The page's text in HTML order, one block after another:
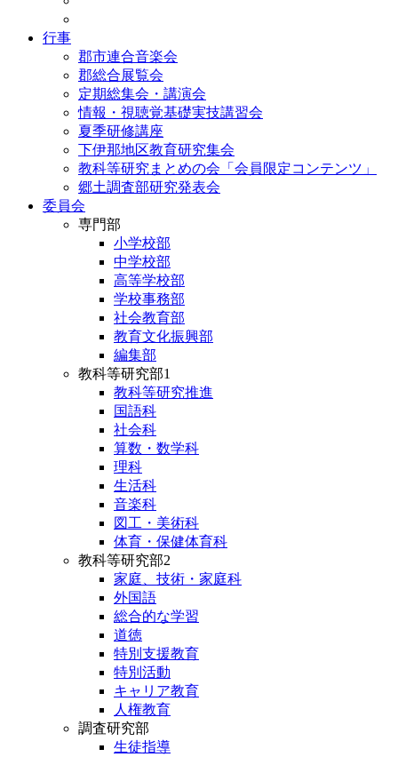
行事
郡市連合音楽会
郡総合展覧会
定期総集会・講演会
情報・視聴覚基礎実技講習会
夏季研修講座
下伊那地区教育研究集会
教科等研究まとめの会「会員限定コンテンツ」
郷土調査部研究発表会
委員会
専門部
小学校部
中学校部
高等学校部
学校事務部
社会教育部
教育文化振興部
編集部
教科等研究部1
教科等研究推進
国語科
社会科
算数・数学科
理科
生活科
音楽科
図工・美術科
体育・保健体育科
教科等研究部2
家庭、技術・家庭科
外国語
総合的な学習
道徳
特別支援教育
特別活動
キャリア教育
人権教育
調査研究部
生徒指導